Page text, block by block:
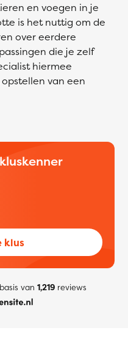
en voegen in je
is het nuttig om de
over eerdere
die je zelf
hiermee
van een
klus
van 1,219reviews